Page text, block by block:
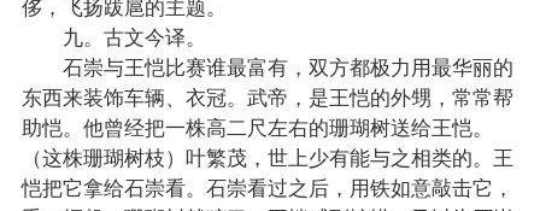
九。古文今译。
石崇与王恺比赛谁最富有，双方都极力用最华丽的
东西来装饰车辆、衣冠。武帝，是王恺的外甥，常常帮
助恺。他曾经把一株高二尺左右的珊瑚树送给王恺。
（这株珊瑚树枝）叶繁茂，世上少有能与之相类的。王
恺把它拿给石崇看。石崇看过之后，用铁如意敲击它，